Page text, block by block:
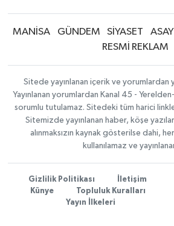
MANİSA GÜNDEM SİYASET
RESMİ REKLAM
Sitede yayınlanan içerik ve yorumlardan
Yayınlanan yorumlardan Kanal 45 -
sorumlu tutulamaz. Sitedeki tüm harici
Sitemizde yayınlanan haber, köşe
alınmaksızın kaynak gösterilse dahi,
kullanılamaz ve
Gizlilik Politikası
İletişim
Künye
Topluluk Kuralları
Yayın İlkeleri